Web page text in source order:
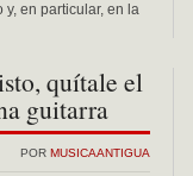
en particular, en la
quítale el
guitarra
POR MUSICAANTIGUA